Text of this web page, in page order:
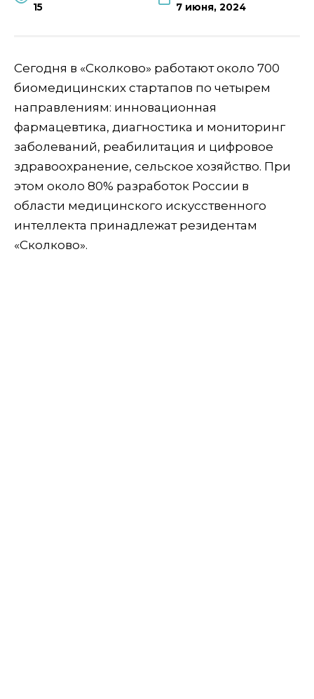
15 7 июня, 2024
Сегодня в «Сколково» работают около 700
биомедицинских стартапов по четырем
направлениям: инновационная
фармацевтика, диагностика и мониторинг
заболеваний, реабилитация и цифровое
здравоохранение, сельское хозяйство. При
этом около 80% разработок России в
области медицинского искусственного
интеллекта принадлежат резидентам
«Сколково».